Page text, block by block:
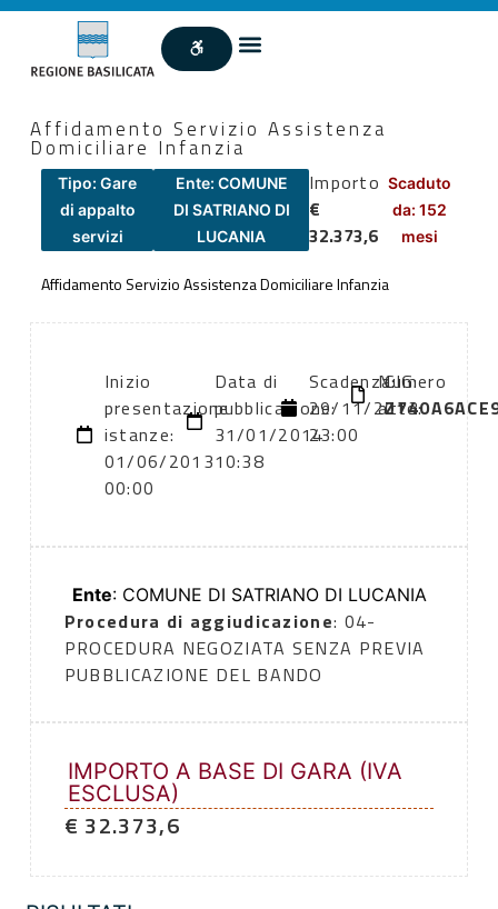
Affidamento Servizio Assistenza
Domiciliare Infanzia
Tipo: Gare
di appalto
servizi
Ente: COMUNE
DI SATRIANO DI
LUCANIA
Importo
€
32.373,6
Scaduto
da: 152
mesi
Affidamento Servizio Assistenza Domiciliare Infanzia
Inizio
presentazione
istanze:
01/06/2013
00:00
Data di
pubblicazione:
31/01/2014
10:38
Scadenza:
29/11/2013
23:00
Numero
atto:
CIG:
Ente: COMUNE DI SATRIANO DI LUCANIA
Procedura di aggiudicazione: 04-
PROCEDURA NEGOZIATA SENZA PREVIA
PUBBLICAZIONE DEL BANDO
IMPORTO A BASE DI GARA (IVA
ESCLUSA)
€ 32.373,6